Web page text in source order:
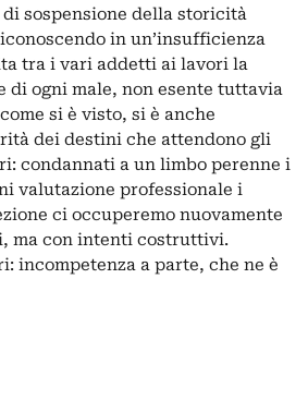
sospensione della storicità
in un’insufficienza
tra i vari addetti ai lavori la
di ogni male, non esente tuttavia
si è visto, si è anche
dei destini che attendono gli
condannati a un limbo perenne i
valutazione professionale i
ci occuperemo nuovamente
ma con intenti costruttivi.
incompetenza a parte, che ne è